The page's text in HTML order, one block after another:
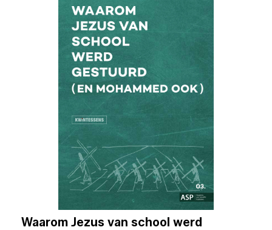
Waarom Jezus van school werd